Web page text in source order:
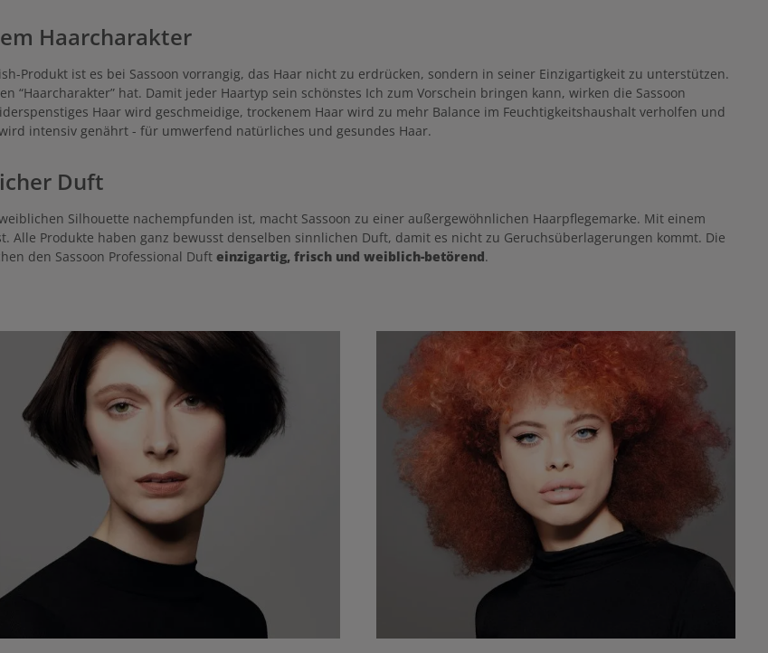
Haarcharakter
Produkt ist es bei Sassoon vorrangig, das Haar nicht zu erdrücken, sondern in seiner Einzigartigkeit zu unterstützen.
“Haarcharakter” hat. Damit jeder Haartyp sein schönstes Ich zum Vorschein bringen kann, wirken die Sassoon
Haar wird geschmeidige, trockenem Haar wird zu mehr Balance im Feuchtigkeitshaushalt verholfen und
intensiv genährt - für umwerfend natürliches und gesundes Haar.
Duft
Silhouette nachempfunden ist, macht Sassoon zu einer außergewöhnlichen Haarpflegemarke. Mit einem
Produkte haben ganz bewusst denselben sinnlichen Duft, damit es nicht zu Geruchsüberlagerungen kommt. Die
den Sassoon Professional Duft einzigartig, frisch und weiblich-betörend.